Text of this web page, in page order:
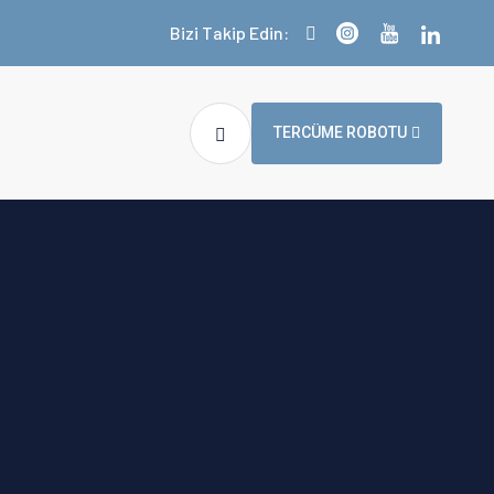
Bizi Takip Edin:
TERCÜME ROBOTU